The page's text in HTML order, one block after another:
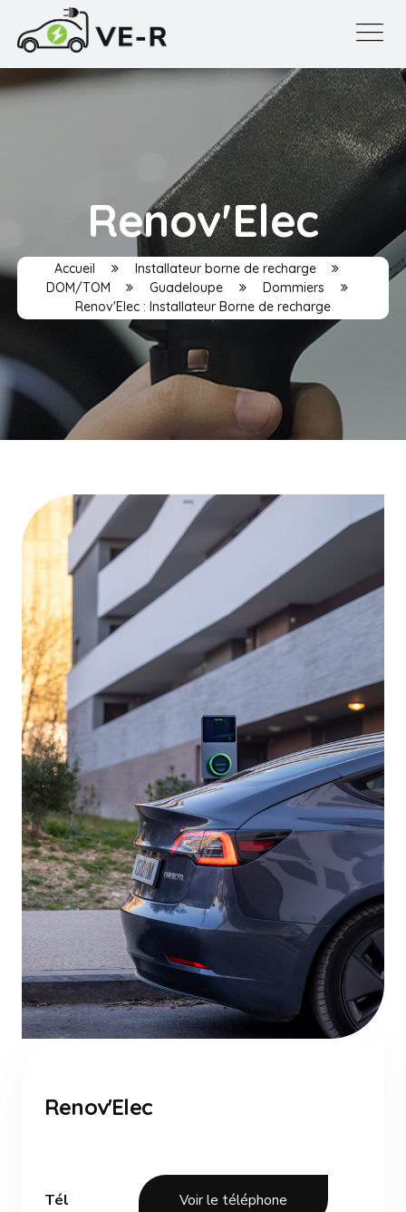
Renov'Elec
Accueil
Installateur borne de recharge
DOM/TOM
Guadeloupe
Dommiers
Renov'Elec : Installateur Borne de recharge
Renov'Elec
Tél Voir le téléphone